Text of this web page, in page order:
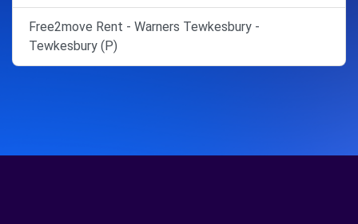
Free2move Rent - Warners Tewkesbury -
Tewkesbury (P)